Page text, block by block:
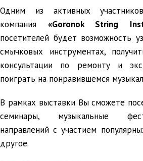
Одним из активных
компания«Goronok String
посетителей будет возможность
смычковых инструментах,
консультации по ремонту и
поиграть на понравившемся
В рамках выставки Вы сможете
семинары, музыкальные
направлений с участием
другое.